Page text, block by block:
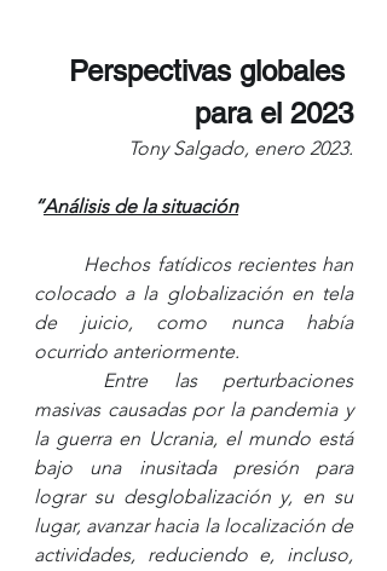
Perspectivas globales
para el 2023
Tony Salgado, enero 2023.
“Análisis de la situación
Hechos fatídicos recientes han
colocado a la globalización en tela
de juicio, como nunca había
ocurrido anteriormente.
Entre las perturbaciones
masivas causadas por la pandemia y
la guerra en Ucrania, el mundo está
bajo una inusitada presión para
lograr su desglobalización y, en su
lugar, avanzar hacia la localización de
actividades, reduciendo e, incluso,